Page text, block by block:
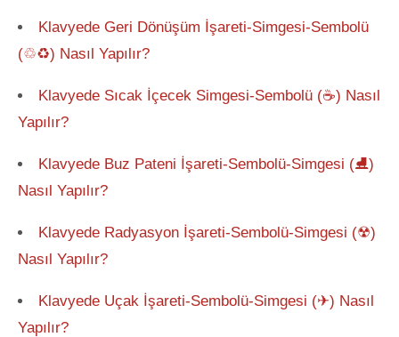
Klavyede Geri Dönüşüm İşareti-Simgesi-Sembolü
(♲♻) Nasıl Yapılır?
Klavyede Sıcak İçecek Simgesi-Sembolü (☕) Nasıl
Yapılır?
Klavyede Buz Pateni İşareti-Sembolü-Simgesi (⛸)
Nasıl Yapılır?
Klavyede Radyasyon İşareti-Sembolü-Simgesi (☢)
Nasıl Yapılır?
Klavyede Uçak İşareti-Sembolü-Simgesi (✈) Nasıl
Yapılır?